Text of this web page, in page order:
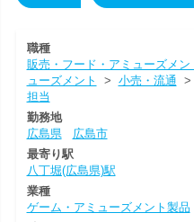
職種
販売・フード・アミューズメン
ューズメント
> 小売・流通 >
担当
勤務地
広島県
広島市
最寄り駅
八丁堀(広島県)駅
業種
ゲーム・アミューズメント製品